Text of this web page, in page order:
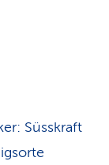
Süsskraft